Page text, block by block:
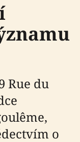
Rue du
o